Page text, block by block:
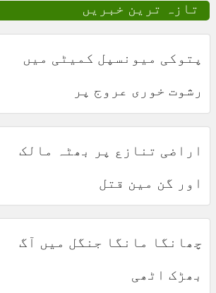
تازہ ترین خبریں
پتوکی میونسپل کمیٹی میں
رشوت خوری عروج پر
اراضی تنازع پر بھٹہ مالک
اور گن مین قتل
چھانگا مانگا جنگل میں آگ
بھڑک اٹھی